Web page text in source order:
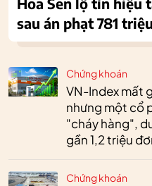
Chứng khoán
VN-Index mất
nhưng một cổ
"cháy hàng",
gần 1,2 triệu
Chứng khoán
sau án phạt 781